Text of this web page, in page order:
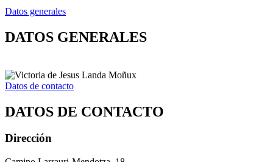
Datos generales
DATOS GENERALES
Datos de contacto
DATOS DE CONTACTO
Dirección